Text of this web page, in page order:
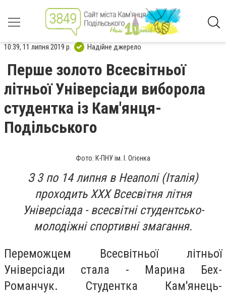
10:39, 11 липня 2019 р. Надійне джерело
Перше золото Всесвітньої
літньої Універсіади виборола
студентка із Кам'янця-
Подільського
Фото: К-ПНУ ім. І. Огієнка
З 3 по 14 липня в Неаполі (Італія)
проходить XXX Всесвітня літня
Універсіада - всесвітні студентсько-
молодіжні спортивні змагання.
Переможцем Всесвітньої літньої
Універсіади стала - Марина Бех-
Романчук. Студентка Кам'янець-